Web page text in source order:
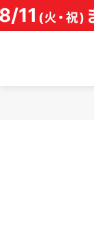
コ
ン
テ